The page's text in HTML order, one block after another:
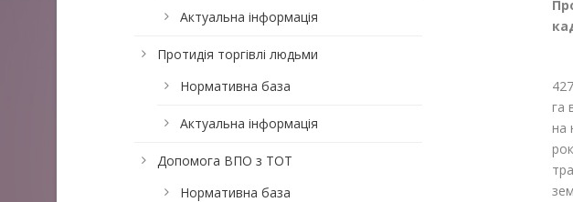
га
на
Актуальна інформація
Протидія торгівлі людьми
Нормативна база
Актуальна інформація
Допомога ВПО з ТОТ
Нормативна база